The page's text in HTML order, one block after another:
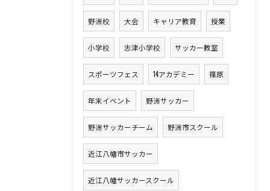
野洲校 大会 キャリア教育 授業
小学校 志津小学校 サッカー教室
スポーツフェス 14アカデミー 篠原
年末イベント 野洲サッカー
野洲サッカーチーム 野洲市スクール
近江八幡市サッカー
近江八幡サッカースクール